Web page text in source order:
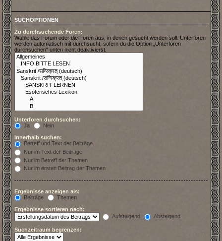
SUCHOPTIONEN
Zu durchsuchende Foren:
Wähle das Forum oder die Foren aus, in denen gesucht werden soll. Unterforen
werden automatisch mit durchsucht, sofern du die Option „Unterforen
durchsuchen“ unten nicht deaktivierst.
Unterforen durchsuchen:
Ja
Nein
Innerhalb suchen:
Betreff und Text der Beiträge
Nur im Text der Beiträge
Nur im Betreff der Themen
Nur im ersten Beitrag der Themen
Ergebnisse anzeigen als:
Beiträge
Themen
Ergebnisse sortieren nach:
Aufsteigend
Absteigend
Suchzeitraum begrenzen: